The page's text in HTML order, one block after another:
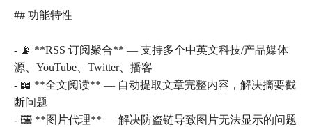
## 功能特性
- 📡 **RSS 订阅聚合** — 支持多个中英文科技/产品媒体
源、YouTube、Twitter、播客
- 📖 **全文阅读** — 自动提取文章完整内容，解决摘要截
断问题
- 🖼️ **图片代理** — 解决防盗链导致图片无法显示的问题